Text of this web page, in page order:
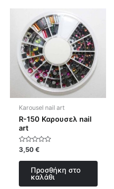
Karousel nail art
R-150 Καρουσελ nail
art
Βαθμολογήθηκε
με
0
3,50€
Προσθήκη στο
καλάθι